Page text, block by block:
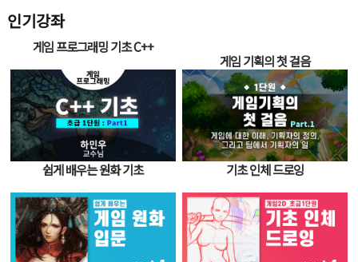
인기강좌
게임 프로그래밍 기초 C++
쉽게 배우는 원화 기초
게임 기획의 첫 걸음
기초 인체 드로잉